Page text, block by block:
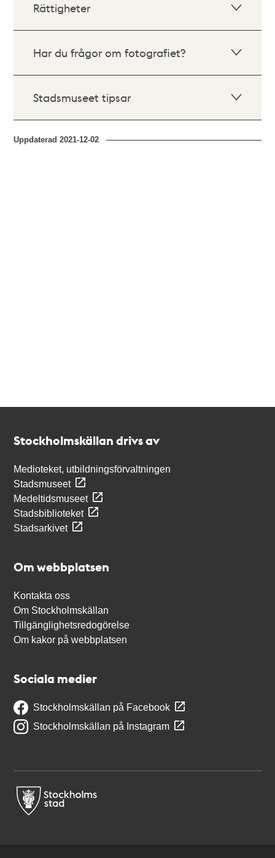
Rättigheter
Har du frågor om fotografiet?
Stadsmuseet tipsar
Uppdaterad2021-12-02
Stockholmskällan drivs av
Medioteket, utbildningsförvaltningen
Stadsmuseet
Medeltidsmuseet
Stadsbiblioteket
Stadsarkivet
Om webbplatsen
Kontakta oss
Om Stockholmskällan
Tillgänglighetsredogörelse
Om kakor på webbplatsen
Sociala medier
Stockholmskällan på Facebook
Stockholmskällan på Instagram